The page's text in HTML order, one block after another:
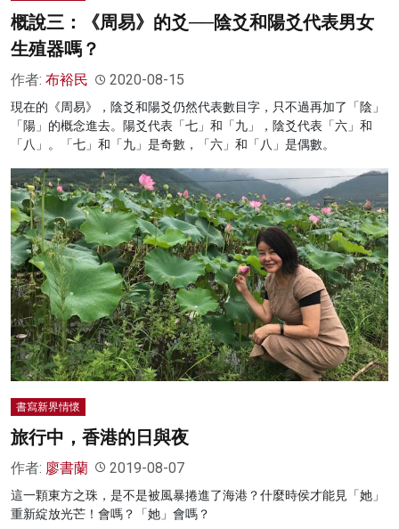
概說三：《周易》的爻──陰爻和陽爻代表男女
生殖器嗎？
作者: 布裕民 2020-08-15
現在的《周易》，陰爻和陽爻仍然代表數目字，只不過再加了「陰」
「陽」的概念進去。陽爻代表「七」和「九」，陰爻代表「六」和
「八」。「七」和「九」是奇數，「六」和「八」是偶數。
書寫新界情懷
旅行中，香港的日與夜
作者: 廖書蘭 2019-08-07
這一顆東方之珠，是不是被風暴捲進了海港？什麼時侯才能見「她」
重新綻放光芒！會嗎？「她」會嗎？